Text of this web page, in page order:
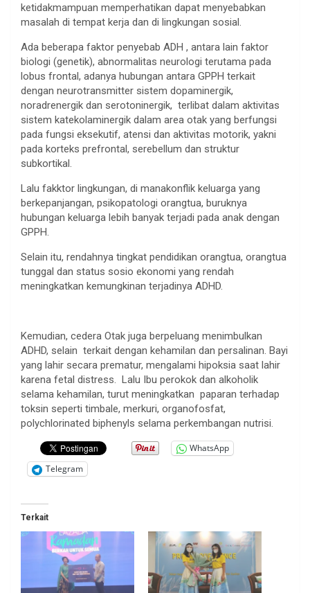
ketidakmampuan memperhatikan dapat menyebabkan
masalah di tempat kerja dan di lingkungan sosial.
Ada beberapa faktor penyebab ADH , antara lain faktor
biologi (genetik), abnormalitas neurologi terutama pada
lobus frontal, adanya hubungan antara GPPH terkait
dengan neurotransmitter sistem dopaminergik,
noradrenergik dan serotoninergik, terlibat dalam aktivitas
sistem katekolaminergik dalam area otak yang berfungsi
pada fungsi eksekutif, atensi dan aktivitas motorik, yakni
pada korteks prefrontal, serebellum dan struktur
subkortikal.
Lalu fakktor lingkungan, di manakonflik keluarga yang
berkepanjangan, psikopatologi orangtua, buruknya
hubungan keluarga lebih banyak terjadi pada anak dengan
GPPH.
Selain itu, rendahnya tingkat pendidikan orangtua, orangtua
tunggal dan status sosio ekonomi yang rendah
meningkatkan kemungkinan terjadinya ADHD.
Kemudian, cedera Otak juga berpeluang menimbulkan
ADHD, selain terkait dengan kehamilan dan persalinan. Bayi
yang lahir secara prematur, mengalami hipoksia saat lahir
karena fetal distress. Lalu Ibu perokok dan alkoholik
selama kehamilan, turut meningkatkan paparan terhadap
toksin seperti timbale, merkuri, organofosfat,
polychlorinated biphenyls selama perkembangan nutrisi.
WhatsApp
Telegram
Terkait